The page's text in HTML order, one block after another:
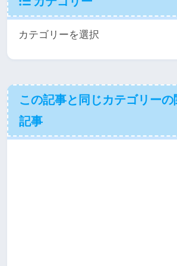
この記事と同じカテゴリーの
記事